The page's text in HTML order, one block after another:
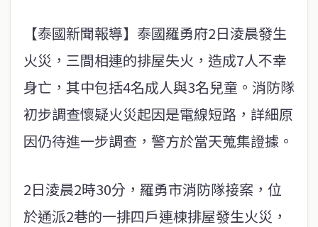
【泰國新聞報導】泰國羅勇府2日淩晨發生
火災，三間相連的排屋失火，造成7人不幸
身亡，其中包括4名成人與3名兒童。消防隊
初步調查懷疑火災起因是電線短路，詳細原
因仍待進一步調查，警方於當天蒐集證據。
2日淩晨2時30分，羅勇市消防隊接案，位
於通派2巷的一排四戶連棟排屋發生火災，